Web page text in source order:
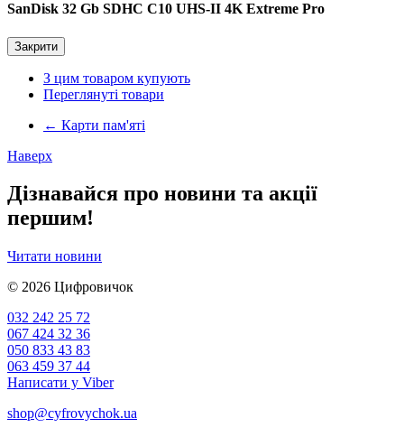
SanDisk 32 Gb SDHC C10 UHS-II 4K Extreme Pro
Закрити
З цим товаром купують
Переглянуті товари
← Карти пам'яті
Наверх
Дізнавайся про новини та акції
першим!
Читати новини
© 2026 Цифровичок
032 242 25 72
067 424 32 36
050 833 43 83
063 459 37 44
Написати у Viber
shop@cyfrovychok.ua